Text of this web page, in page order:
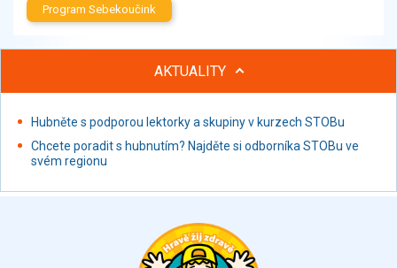
Ochucovadla, přísady, sladidla
Proteinové výrobky, doplňky stravy
Nápoje alkoholické
Restaurace, jídelny, hotová jídla
Fastfood
Studená kuchyně, lahůdkářské výrobky
Program Sebekoučink
AKTUALITY
Hubněte s podporou lektorky a skupiny v kurzech STOBu
Chcete poradit s hubnutím? Najděte si odborníka STOBu ve
svém regionu